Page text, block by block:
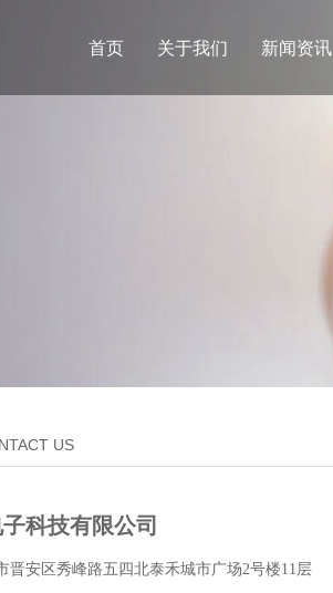
首页 关于我们 新闻资讯
US
科技有限公司
晋安区秀峰路五四北泰禾城市广场2号楼11层